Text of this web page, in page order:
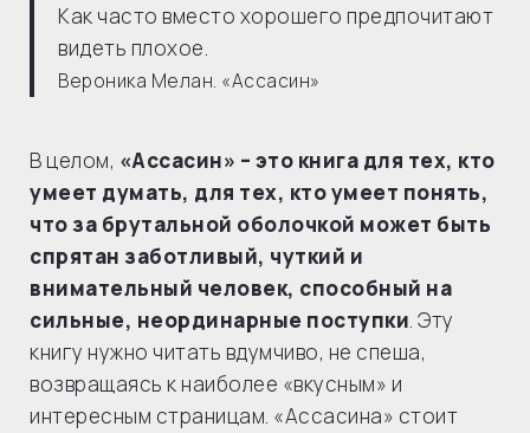
Как часто вместо хорошего предпочитают
видеть плохое.
Вероника Мелан. «Ассасин»
В целом, «Ассасин» – это книга для тех, кто
умеет думать, для тех, кто умеет понять,
что за брутальной оболочкой может быть
спрятан заботливый, чуткий и
внимательный человек, способный на
сильные, неординарные поступки. Эту
книгу нужно читать вдумчиво, не спеша,
возвращаясь к наиболее «вкусным» и
интересным страницам. «Ассасина» стоит